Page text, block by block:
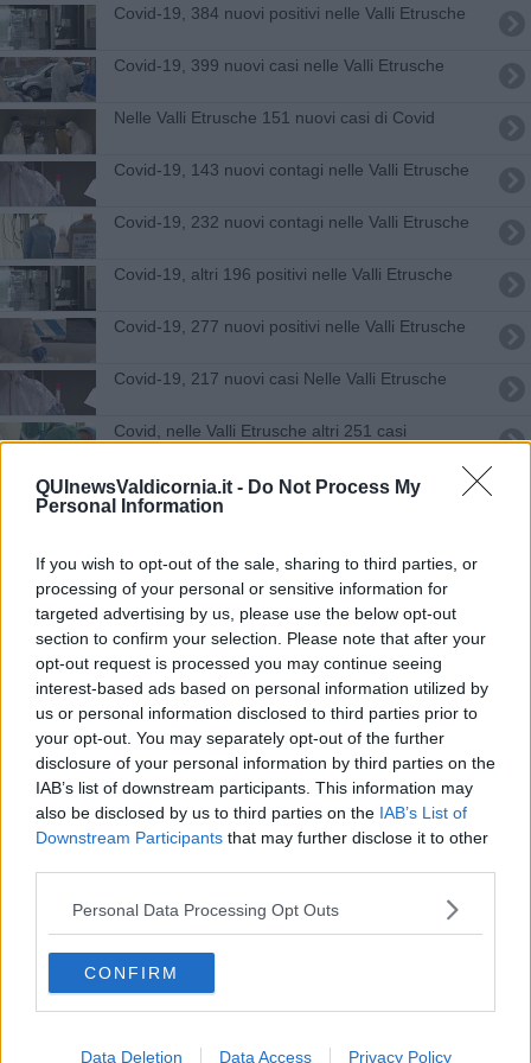
QUInewsValdicornia.it - Do Not Process My
Personal Information
If you wish to opt-out of the sale, sharing to third parties, or
processing of your personal or sensitive information for
targeted advertising by us, please use the below opt-out
section to confirm your selection. Please note that after your
opt-out request is processed you may continue seeing
interest-based ads based on personal information utilized by
us or personal information disclosed to third parties prior to
your opt-out. You may separately opt-out of the further
disclosure of your personal information by third parties on the
IAB’s list of downstream participants. This information may
also be disclosed by us to third parties on the IAB’s List of
Downstream Participants that may further disclose it to other
Personal Data Processing Opt Outs
CONFIRM
Data Deletion Data Access Privacy Policy
Covid-19, 384 nuovi positivi nelle Valli Etrusche
Covid-19, 399 nuovi casi nelle Valli Etrusche
Nelle Valli Etrusche 151 nuovi casi di Covid
Covid-19, 143 nuovi contagi nelle Valli Etrusche
Covid-19, 232 nuovi contagi nelle Valli Etrusche
Covid-19, altri 196 positivi nelle Valli Etrusche
Covid-19, 277 nuovi positivi nelle Valli Etrusche
Covid-19, 217 nuovi casi Nelle Valli Etrusche
Covid, nelle Valli Etrusche altri 251 casi
Covid-19, 223 nuovi contagi nelle Valli Etrusche
Covid-19, 140 nuovi contagi nelle Valli Etrusche
Covid-19, altri 77 positivi nelle Valli Etrusche
Covid-19, 53 nuovi contagi nelle Valli Etrusche
Covid-19, 64 nuovi contagi nelle Valli Etrusche
Covid-19, altri 103 contagi nelle Valli Etrusche
Covid-19, 20 nuovi positivi nelle Valli Etrusche
Covid-19, 108 nuovi positivi nelle Valli Etrusche
Covid-19, 141 nuovi casi nelle Valli Etrusche
Covid-19, 252 nuovi casi nelle Valli Etrusche